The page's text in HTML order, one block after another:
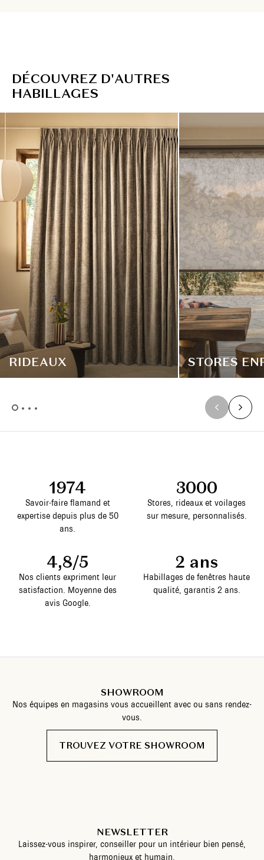
DÉCOUVREZ D'AUTRES
HABILLAGES
RIDEAUX STORES
1974
Savoir-faire flamand et
expertise depuis plus de 50
ans.
3000
Stores, rideaux et voilages
sur mesure, personnalisés.
4,8/5
Nos clients expriment leur
satisfaction. Moyenne des
avis Google.
2 ans
Habillages de fenêtres haute
qualité, garantis 2 ans.
SHOWROOM
Nos équipes en magasins vous accueillent avec ou sans rendez-
vous.
TROUVEZ VOTRE SHOWROOM
NEWSLETTER
Laissez-vous inspirer, conseiller pour un intérieur bien pensé,
harmonieux et humain.